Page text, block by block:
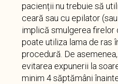
pacienții nu trebuie să
ceară sau cu epilator
implică smulgerea firelor
poate utiliza lama de ras
procedură. De
evitarea expunerii la
minim 4 săptămâni